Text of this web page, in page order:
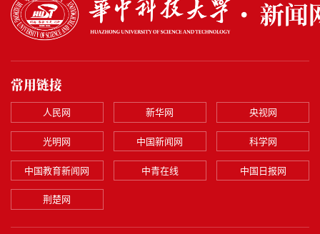
常用链接
人民网 新华网 央视网
光明网 中国新闻网 科学网
中国教育新闻网 中青在线 中国日报网
荆楚网